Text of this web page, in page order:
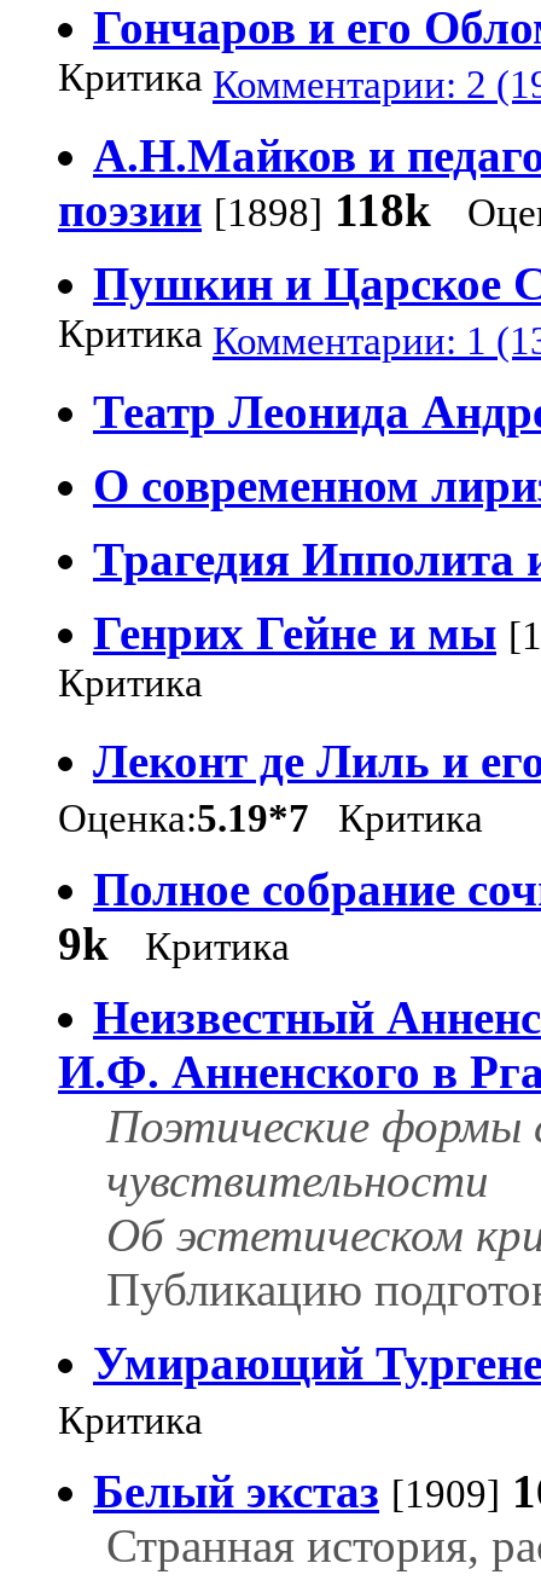
Гончаров и его
Критика Комментарии: 2
А.Н.Майков и
поэзии [1898] 118k
Пушкин и Царское
Критика Комментарии: 1
Театр Леонида
О современном
Трагедия
Генрих Гейне и мы
Критика
Леконт де Лиль и
Оценка:5.19*7 Критика
Полное собрание
9k
Критика
Неизвестный
И.Ф. Анненского в
Поэтические формы
чувствительности
Об эстетическом
Публикацию
Умирающий
Критика
Белый экстаз [1909]
Странная история,